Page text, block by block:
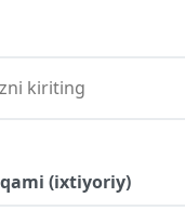
(ixtiyoriy)